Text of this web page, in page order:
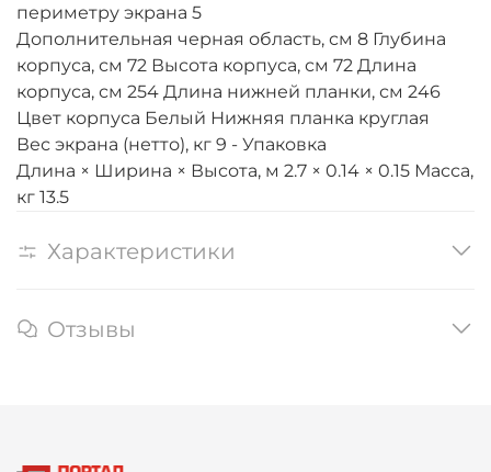
периметру экрана 5
Дополнительная черная область, см 8 Глубина
корпуса, см 72 Высота корпуса, см 72 Длина
корпуса, см 254 Длина нижней планки, см 246
Цвет корпуса Белый Нижняя планка круглая
Вес экрана (нетто), кг 9 - Упаковка
Длина × Ширина × Высота, м 2.7 × 0.14 × 0.15 Масса,
кг 13.5
Характеристики
Отзывы